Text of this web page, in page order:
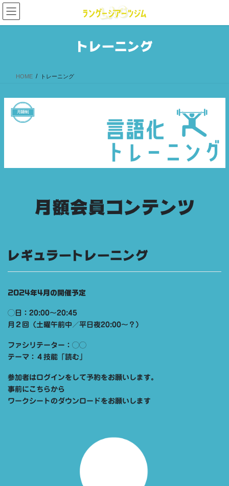
コ
ン
テ
ナ
ビ
ゲ
トレーニング
HOME トレーニング
月額会員コンテンツ
レギュラートレーニング
2024年4月の開催予定
◯日：20:00〜20:45
月２回（土曜午前中／平日夜20:00～？）
ファシリテーター：◯◯
テーマ：４技能「読む」
参加者はログインをして予約をお願いします。
事前にこちらから
ワークシートのダウンロードをお願いします